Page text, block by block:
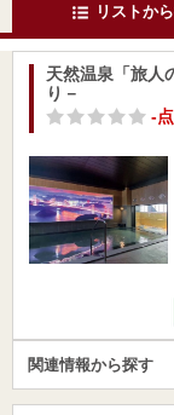
リストか
天然温泉「旅人
り－
-点
関連情報から探す